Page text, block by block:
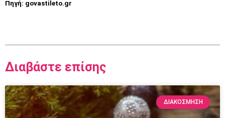
Πηγή: govastileto.gr
Διαβάστε επίσης
ΔΙΑΚΌΣΜΗΣΗ